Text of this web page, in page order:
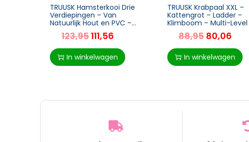
TRUUSK Hamsterkooi Drie
Verdiepingen – Van
Natuurlijk Hout en PVC –
Met Trappen – Voor
Muizen en Kleine
Knaagdieren – 115 x 57 x
123,95111,56
In winkelwagen
TRUUSK Krabpaal XXL –
Kattengrot – Ladder –
Klimboom – Multi-Level
Pluche – Grijs – 50 x 50 x
170 cm
88,95 80,06
In winkelwagen